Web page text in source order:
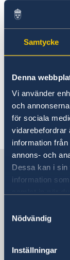
Samtycke
Denna
Vi använder
och
för sociala
vidarebefordrar
information
annons- och
Dessa kan i sin
information
Nödvändig
Inställningar
En caso de
estuviera
seguir las
servicio de
Asuntos
Ver datos de
embajada
Última
Suecia
Embajada
Visiting
28010